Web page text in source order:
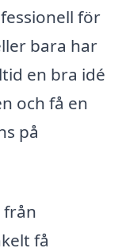
för
bara har
en bra idé
och få en
på
från
få